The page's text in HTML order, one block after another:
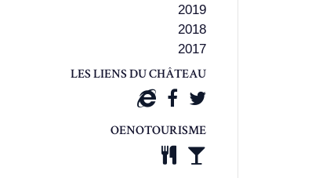
2019
2018
2017
LES LIENS DU CHÂTEAU
OENOTOURISME